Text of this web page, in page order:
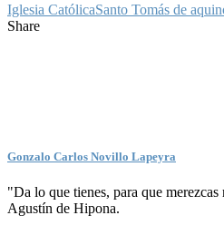
Iglesia CatólicaSanto Tomás de
Share
Gonzalo Carlos Novillo Lapeyra
"Da lo que tienes, para que
Agustín de Hipona.